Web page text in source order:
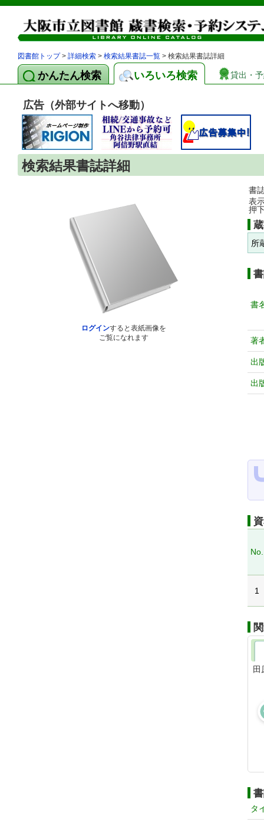
図書館トップ> 詳細検索 > 検索結果書誌一覧 > 検索結果書誌詳細
かんたん検索 いろいろ検索 貸出・
広告（外部サイトへ移動）
検索結果書誌詳細
ログインすると表紙画像を
ご覧になれます
書
表
押
所
書
著
出
出
No.
1
タ